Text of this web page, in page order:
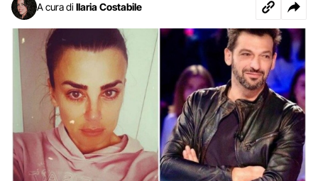
A cura di Ilaria Costabile